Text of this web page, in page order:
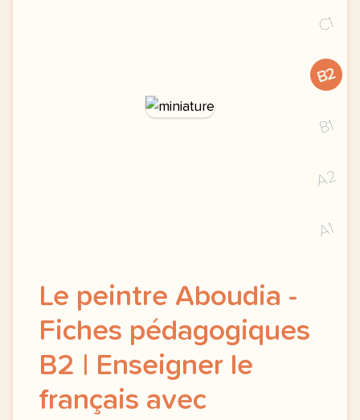
C1
B2
B1
A2
A1
Le peintre Aboudia -
Fiches pédagogiques
B2 | Enseigner le
français avec